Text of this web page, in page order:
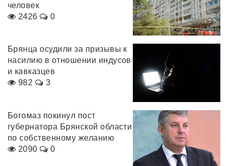
человек
2426
0
Брянца осудили за призывы к
насилию в отношении индусов
и кавказцев
982
3
Богомаз покинул пост
губернатора Брянской области
по собственному желанию
2090
0